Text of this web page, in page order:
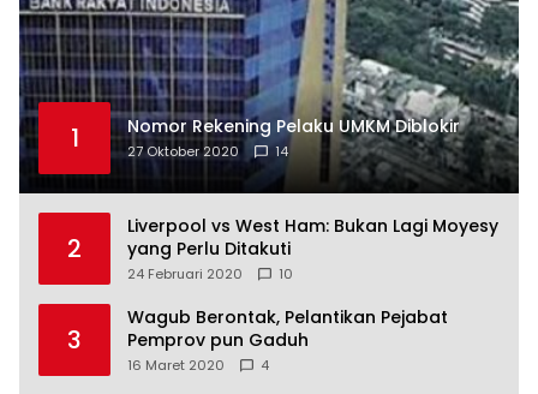
1 Nomor Rekening Pelaku UMKM Diblokir
27 Oktober 2020 14
2
Liverpool vs West Ham: Bukan Lagi Moyesy
yang Perlu Ditakuti
24 Februari 2020 10
3
Wagub Berontak, Pelantikan Pejabat
Pemprov pun Gaduh
16 Maret 2020 4